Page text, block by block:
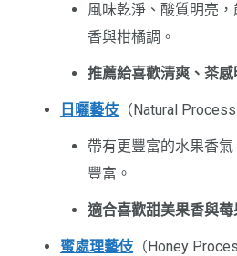
風味乾淨、酸質明亮
香與柑橘調。
推薦給喜歡清爽、茶
日曬藝伎（Natural Process
帶有更豐富的水果香
豐富。
適合喜歡甜美果香與
蜜處理藝伎（Honey